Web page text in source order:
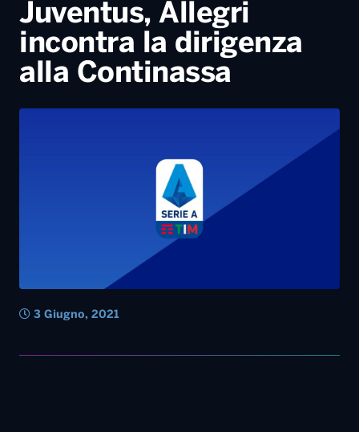
Juventus, Allegri
incontra la dirigenza
alla Continassa
3 Giugno, 2021